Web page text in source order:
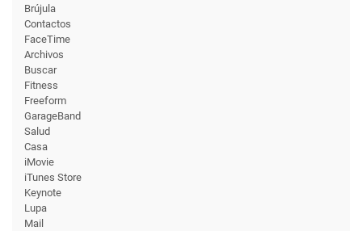
Brújula
Contactos
FaceTime
Archivos
Buscar
Fitness
Freeform
GarageBand
Salud
Casa
iMovie
iTunes Store
Keynote
Lupa
Mail